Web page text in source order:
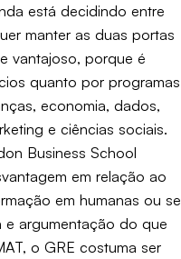
está decidindo entre
manter as duas portas
vantajoso, porque é
quanto por programas
economia, dados,
e ciências sociais.
Business School
em relação ao
em humanas ou se
e argumentação do que
o GRE costuma ser